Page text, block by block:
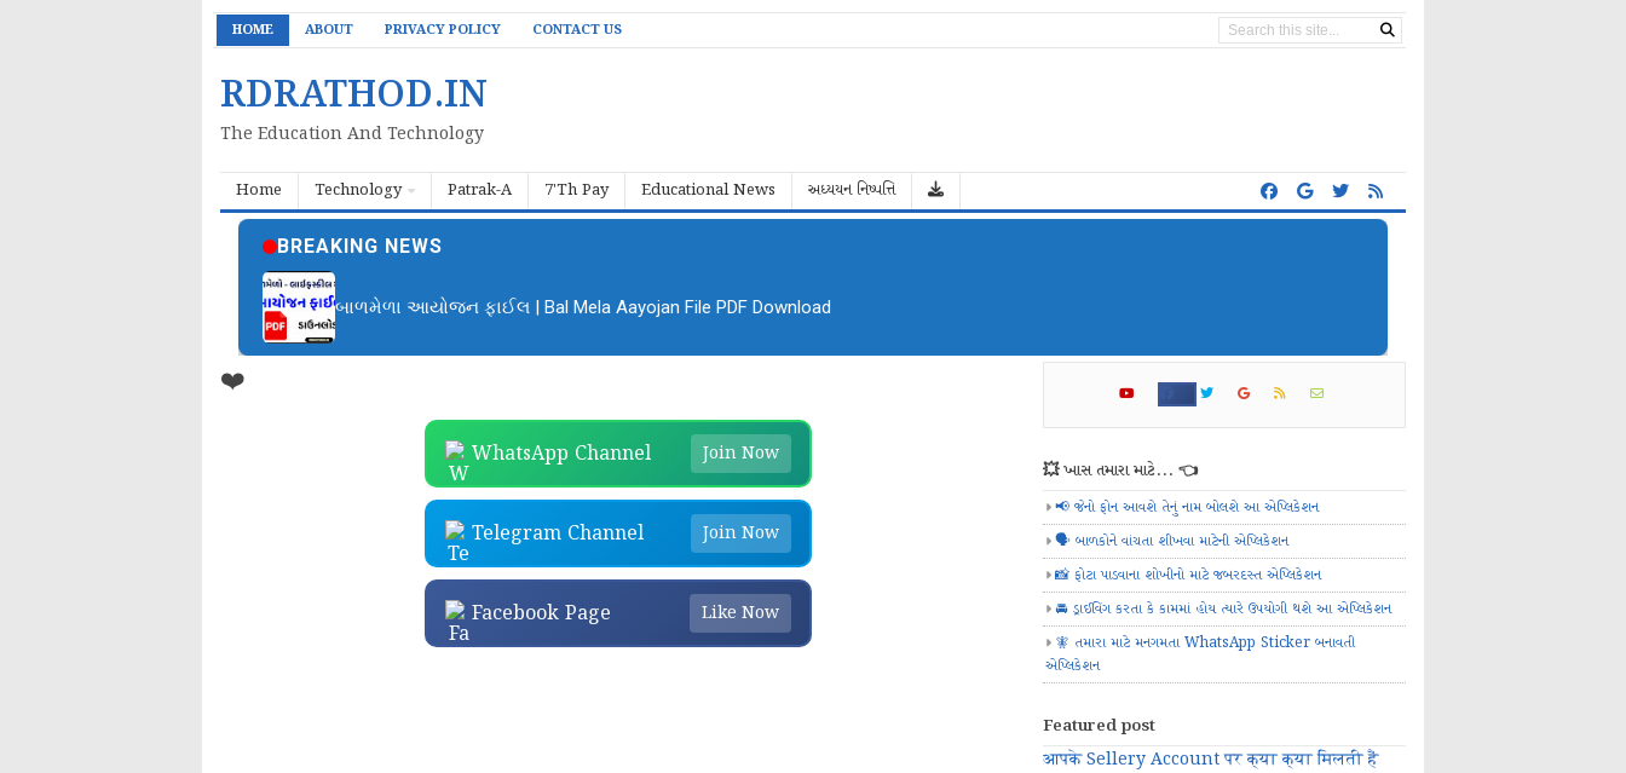
HOME ABOUT PRIVACY POLICY CONTACT US
RDRATHOD.IN
The Education And Technology
Home Technology Patrak-A 7'Th Pay Educational News અધ્યયન નિષ્પત્તિ
BREAKING NEWS
બાળમેળા આયોજન ફાઈલ | Bal Mela Aayojan File PDF Download
❤️
WhatsApp Channel Join Now
Telegram Channel Join Now
Facebook Page Like Now
💥 ખાસ તમારા માટે... 👈
📢 જેનો ફોન આવશે તેનું નામ બોલશે આ એપ્લિકેશન
🗣️ બાળકોને વાંચતા શીખવા માટેની એપ્લિકેશન
📸 ફોટા પાડવાના શોખીનો માટે જબરદસ્ત એપ્લિકેશન
🚘 ડ્રાઈવિંગ કરતા કે કામમાં હોય ત્યારે ઉપયોગી થશે આ એપ્લિકેશન
🧚 તમારા માટે મનગમતા WhatsApp Sticker બનાવતી
એપ્લિકેશન
Featured post
आपके Sellery Account पर क्या क्या मिलती हैं